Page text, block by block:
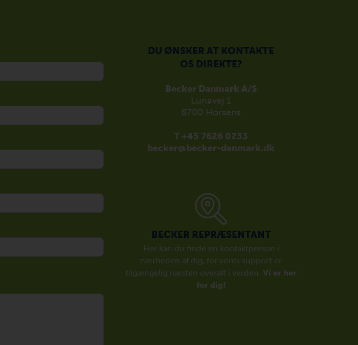
DU ØNSKER AT KONTAKTE
OS DIREKTE?
Becker Danmark A/S
Lunavej 1
8700 Horsens
T +45 7626 0233
becker@becker-danmark.dk
BECKER REPRÆSENTANT
Her kan du finde en kontaktperson i
nærheden af dig, for vores support er
tilgængelig næsten overalt i verden. Vi er her
for dig!